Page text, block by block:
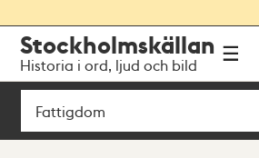
navigationen
huvudinnehållet
Stockholmskällan
Historia i ord, ljud och bild
Sök